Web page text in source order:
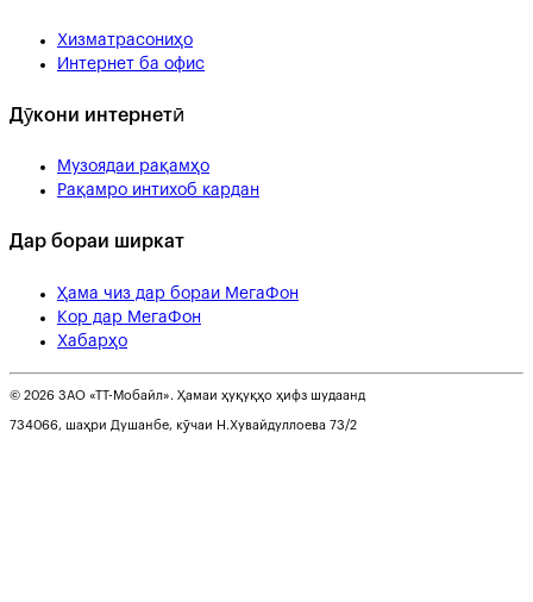
Хизматрасониҳо
Интернет ба офис
Дӯкони интернетӣ
Музоядаи рақамҳо
Рақамро интихоб кардан
Дар бораи ширкат
Ҳама чиз дар бораи МегаФон
Кор дар МегаФон
Хабарҳо
© 2026 ЗАО «ТТ-Мобайл». Ҳамаи ҳуқуқҳо ҳифз шудаанд
734066, шаҳри Душанбе, кӯчаи Н.Хувайдуллоева 73/2